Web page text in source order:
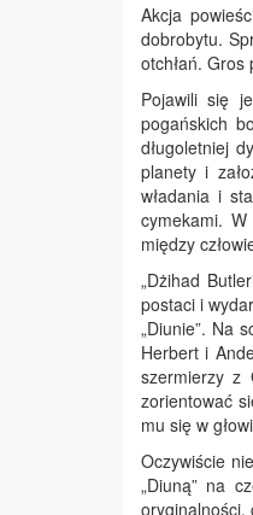
Akcja
dobrobytu.
otchłań.
Pojawili się
pogańskich
długoletniej
planety i
władania i
cymekami.
między
„Dżihad
postaci i
„Diunie”. Na
Herbert i
szermierzy z
zorientować
mu się w
Oczywiście
„Diuną” na
oryginalności,